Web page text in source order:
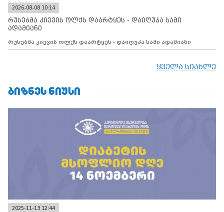
2026-08-08 10:14
რუსებმა კიევის ოლქს დაარტყეს - დაიღუპა სამი
ადამიანი
რუსებმა კიევის ოლქს დაარტყეს - დაიღუპა სამი ადამიანი
ყველა სიახლე
ᲑᲘᲖᲜᲔᲡ ᲜᲘᲣᲡᲘ
2025-11-13 12:44